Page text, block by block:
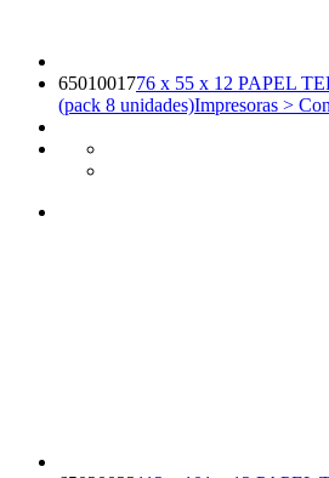
6501001776 x 55 x 12 PAPEL
(pack 8 unidades)Impresoras >